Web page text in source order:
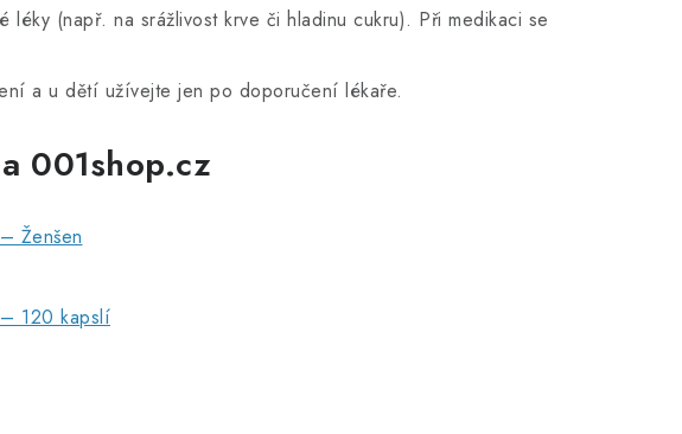
léky (např. na srážlivost krve či hladinu cukru). Při medikaci se
a u dětí užívejte jen po doporučení lékaře.
001shop.cz
Ženšen
120 kapslí